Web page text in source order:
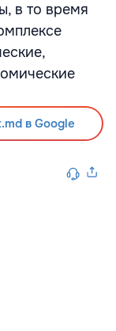
в то время
в Google